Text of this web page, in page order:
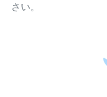
さい。